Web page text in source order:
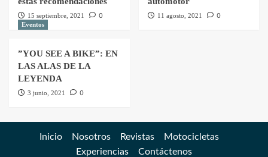
15 septiembre, 2021 0 11 agosto, 2021 0
Eventos
”YOU SEE A BIKE”: EN
LAS ALAS DE LA
LEYENDA
3 junio, 2021 0
Inicio Nosotros Revistas
Motocicletas
Experiencias
Contáctenos